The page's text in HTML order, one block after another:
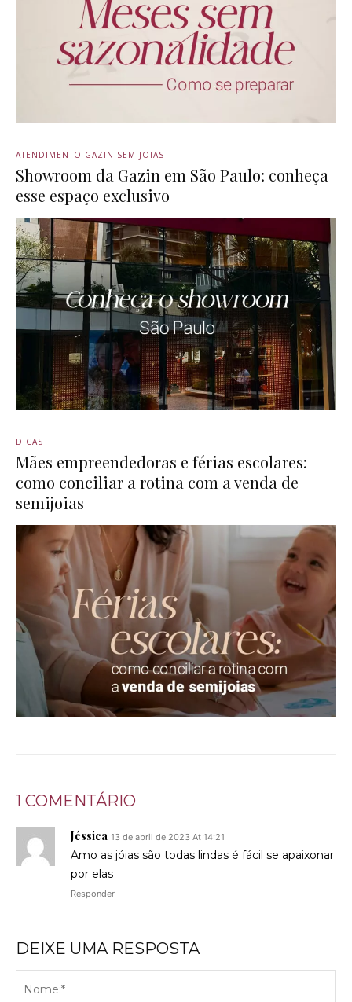
ATENDIMENTO GAZIN SEMIJOIAS
Showroom da Gazin em São Paulo: conheça
esse espaço exclusivo
DICAS
Mães empreendedoras e férias escolares:
como conciliar a rotina com a venda de
semijoias
1 COMENTÁRIO
Jéssica 13 de abril de 2023 At 14:21
Amo as jóias são todas lindas é fácil se apaixonar
por elas
Responder
DEIXE UMA RESPOSTA